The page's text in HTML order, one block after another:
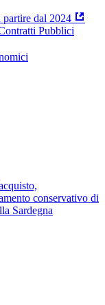
partire dal 2024
Pubblici
conservativo di
Sardegna